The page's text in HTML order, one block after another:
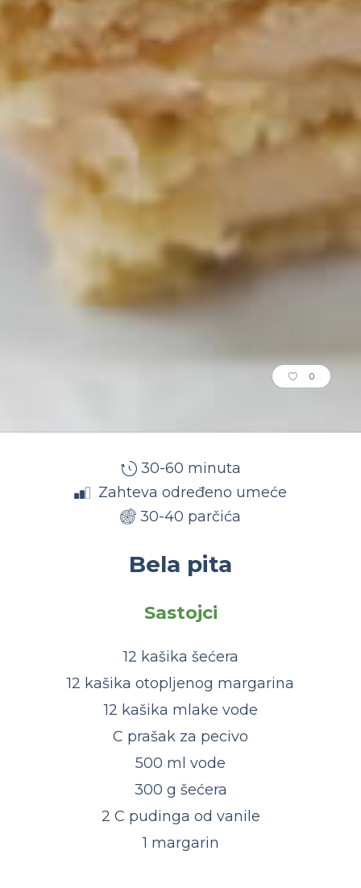
0
30-60 minuta
Zahteva određeno umeće
30-40 parčića
Bela pita
Sastojci
12 kašika šećera
12 kašika otopljenog margarina
12 kašika mlake vode
C prašak za pecivo
500 ml vode
300 g šećera
2 C pudinga od vanile
1 margarin